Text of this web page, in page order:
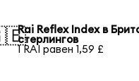
Rai Reflex Index в
стерлингов
1 RAI равен 1,59 £